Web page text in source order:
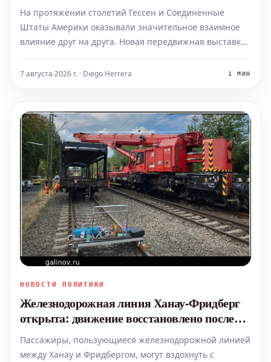
На протяжении столетий Гессен и Соединенные
Штаты Америки оказывали значительное взаимное
влияние друг на друга. Новая передвижная выставка
представляя такие уникальные моменты, как жизнь
7 августа 2026 г. · Diego Herrera 1 МИН
НОВОСТИ ПОЛИТИКИ
Железнодорожная линия Ханау-Фридберг
открыта: движение восстановлено после
инцидента
Пассажиры, пользующиеся железнодорожной линией
между Ханау и Фридбергом, могут вздохнуть с